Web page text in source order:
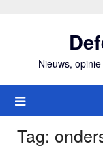
Nieuws,
Tag: